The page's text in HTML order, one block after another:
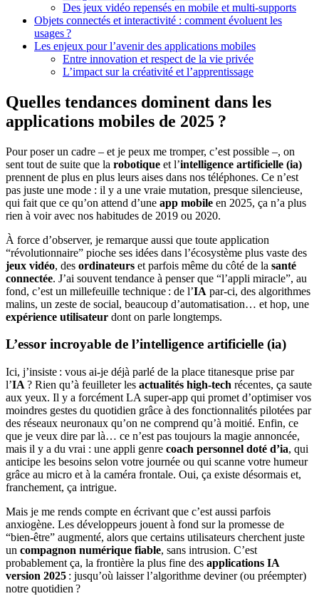
Des jeux vidéo repensés en mobile et multi-supports
Objets connectés et interactivité : comment évoluent les
usages ?
Les enjeux pour l’avenir des applications mobiles
Entre innovation et respect de la vie privée
L’impact sur la créativité et l’apprentissage
Quelles tendances dominent dans les
applications mobiles de 2025 ?
Pour poser un cadre – et je peux me tromper, c’est possible –, on
sent tout de suite que la robotique et l’intelligence artificielle (ia)
prennent de plus en plus leurs aises dans nos téléphones. Ce n’est
pas juste une mode : il y a une vraie mutation, presque silencieuse,
qui fait que ce qu’on attend d’une app mobile en 2025, ça n’a plus
rien à voir avec nos habitudes de 2019 ou 2020.
À force d’observer, je remarque aussi que toute application
“révolutionnaire” pioche ses idées dans l’écosystème plus vaste des
jeux vidéo, des ordinateurs et parfois même du côté de la santé
connectée. J’ai souvent tendance à penser que “l’appli miracle”, au
fond, c’est un millefeuille technique : de l’IA par-ci, des algorithmes
malins, un zeste de social, beaucoup d’automatisation… et hop, une
expérience utilisateur dont on parle longtemps.
L’essor incroyable de l’intelligence artificielle (ia)
Ici, j’insiste : vous ai-je déjà parlé de la place titanesque prise par
l’IA ? Rien qu’à feuilleter les actualités high-tech récentes, ça saute
aux yeux. Il y a forcément LA super-app qui promet d’optimiser vos
moindres gestes du quotidien grâce à des fonctionnalités pilotées par
des réseaux neuronaux qu’on ne comprend qu’à moitié. Enfin, ce
que je veux dire par là… ce n’est pas toujours la magie annoncée,
mais il y a du vrai : une appli genre coach personnel doté d’ia, qui
anticipe les besoins selon votre journée ou qui scanne votre humeur
grâce au micro et à la caméra frontale. Oui, ça existe désormais et,
franchement, ça intrigue.
Mais je me rends compte en écrivant que c’est aussi parfois
anxiogène. Les développeurs jouent à fond sur la promesse de
“bien-être” augmenté, alors que certains utilisateurs cherchent juste
un compagnon numérique fiable, sans intrusion. C’est
probablement ça, la frontière la plus fine des applications IA
version 2025 : jusqu’où laisser l’algorithme deviner (ou préempter)
notre quotidien ?